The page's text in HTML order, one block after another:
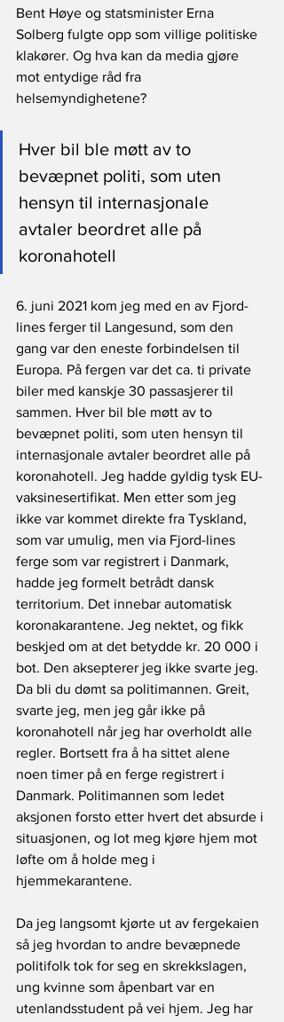
Bent Høye og statsminister Erna
Solberg fulgte opp som villige politiske
klakører. Og hva kan da media gjøre
mot entydige råd fra
helsemyndighetene?
Hver bil ble møtt av to
bevæpnet politi, som uten
hensyn til internasjonale
avtaler beordret alle på
koronahotell
6. juni 2021 kom jeg med en av Fjord-
lines ferger til Langesund, som den
gang var den eneste forbindelsen til
Europa. På fergen var det ca. ti private
biler med kanskje 30 passasjerer til
sammen. Hver bil ble møtt av to
bevæpnet politi, som uten hensyn til
internasjonale avtaler beordret alle på
koronahotell. Jeg hadde gyldig tysk EU-
vaksinesertifikat. Men etter som jeg
ikke var kommet direkte fra Tyskland,
som var umulig, men via Fjord-lines
ferge som var registrert i Danmark,
hadde jeg formelt betrådt dansk
territorium. Det innebar automatisk
koronakarantene. Jeg nektet, og fikk
beskjed om at det betydde kr. 20 000 i
bot. Den aksepterer jeg ikke svarte jeg.
Da bli du dømt sa politimannen. Greit,
svarte jeg, men jeg går ikke på
koronahotell når jeg har overholdt alle
regler. Bortsett fra å ha sittet alene
noen timer på en ferge registrert i
Danmark. Politimannen som ledet
aksjonen forsto etter hvert det absurde i
situasjonen, og lot meg kjøre hjem mot
løfte om å holde meg i
hjemmekarantene.
Da jeg langsomt kjørte ut av fergekaien
så jeg hvordan to andre bevæpnede
politifolk tok for seg en skrekkslagen,
ung kvinne som åpenbart var en
utenlandsstudent på vei hjem. Jeg har